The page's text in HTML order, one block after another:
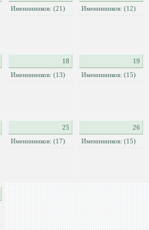
Именинников: (21)
Именинников: (12)
18
Именинников: (13)
19
Именинников: (15)
25
Именинников: (17)
26
Именинников: (15)